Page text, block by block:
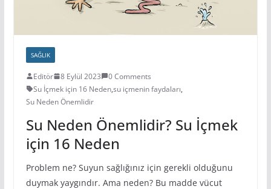
SAĞLIK
Editör 8 Eylül 2023
0 Comments
Su İçmek için 16 Neden,su içmenin faydaları,
Su Neden Önemlidir
Su Neden Önemlidir? Su İçmek
için 16 Neden
Problem ne? Suyun sağlığınız için gerekli olduğunu
duymak yaygındır. Ama neden? Bu madde vücut